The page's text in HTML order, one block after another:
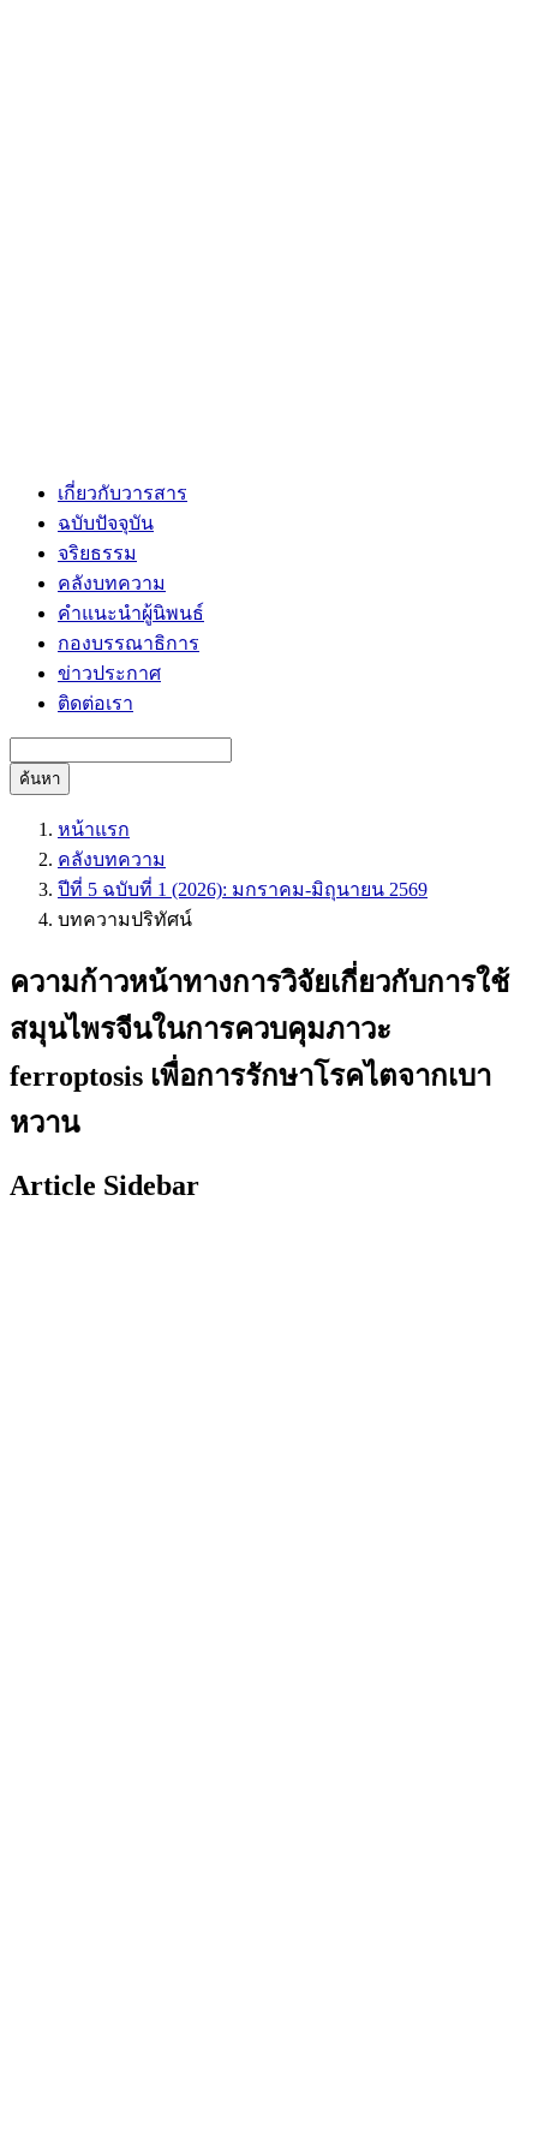
เกี่ยวกับวารสาร
ฉบับปัจจุบัน
จริยธรรม
คลังบทความ
คำแนะนำผู้นิพนธ์
กองบรรณาธิการ
ข่าวประกาศ
ติดต่อเรา
ค้นหา
หน้าแรก
คลังบทความ
ปีที่ 5 ฉบับที่ 1 (2026): มกราคม-มิถุนายน 2569
บทความปริทัศน์
ความก้าวหน้าทางการวิจัยเกี่ยวกับการใช้
สมุนไพรจีนในการควบคุมภาวะ
ferroptosis เพื่อการรักษาโรคไตจากเบา
หวาน
Article Sidebar